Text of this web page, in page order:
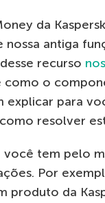
da
nossa antiga
recurso
como o
explicar para
resolver
tem pelo
Por
produto da